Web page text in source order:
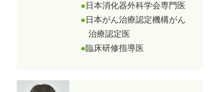
日本消化器外科学会専門医
日本がん治療認定機構がん
治療認定医
臨床研修指導医